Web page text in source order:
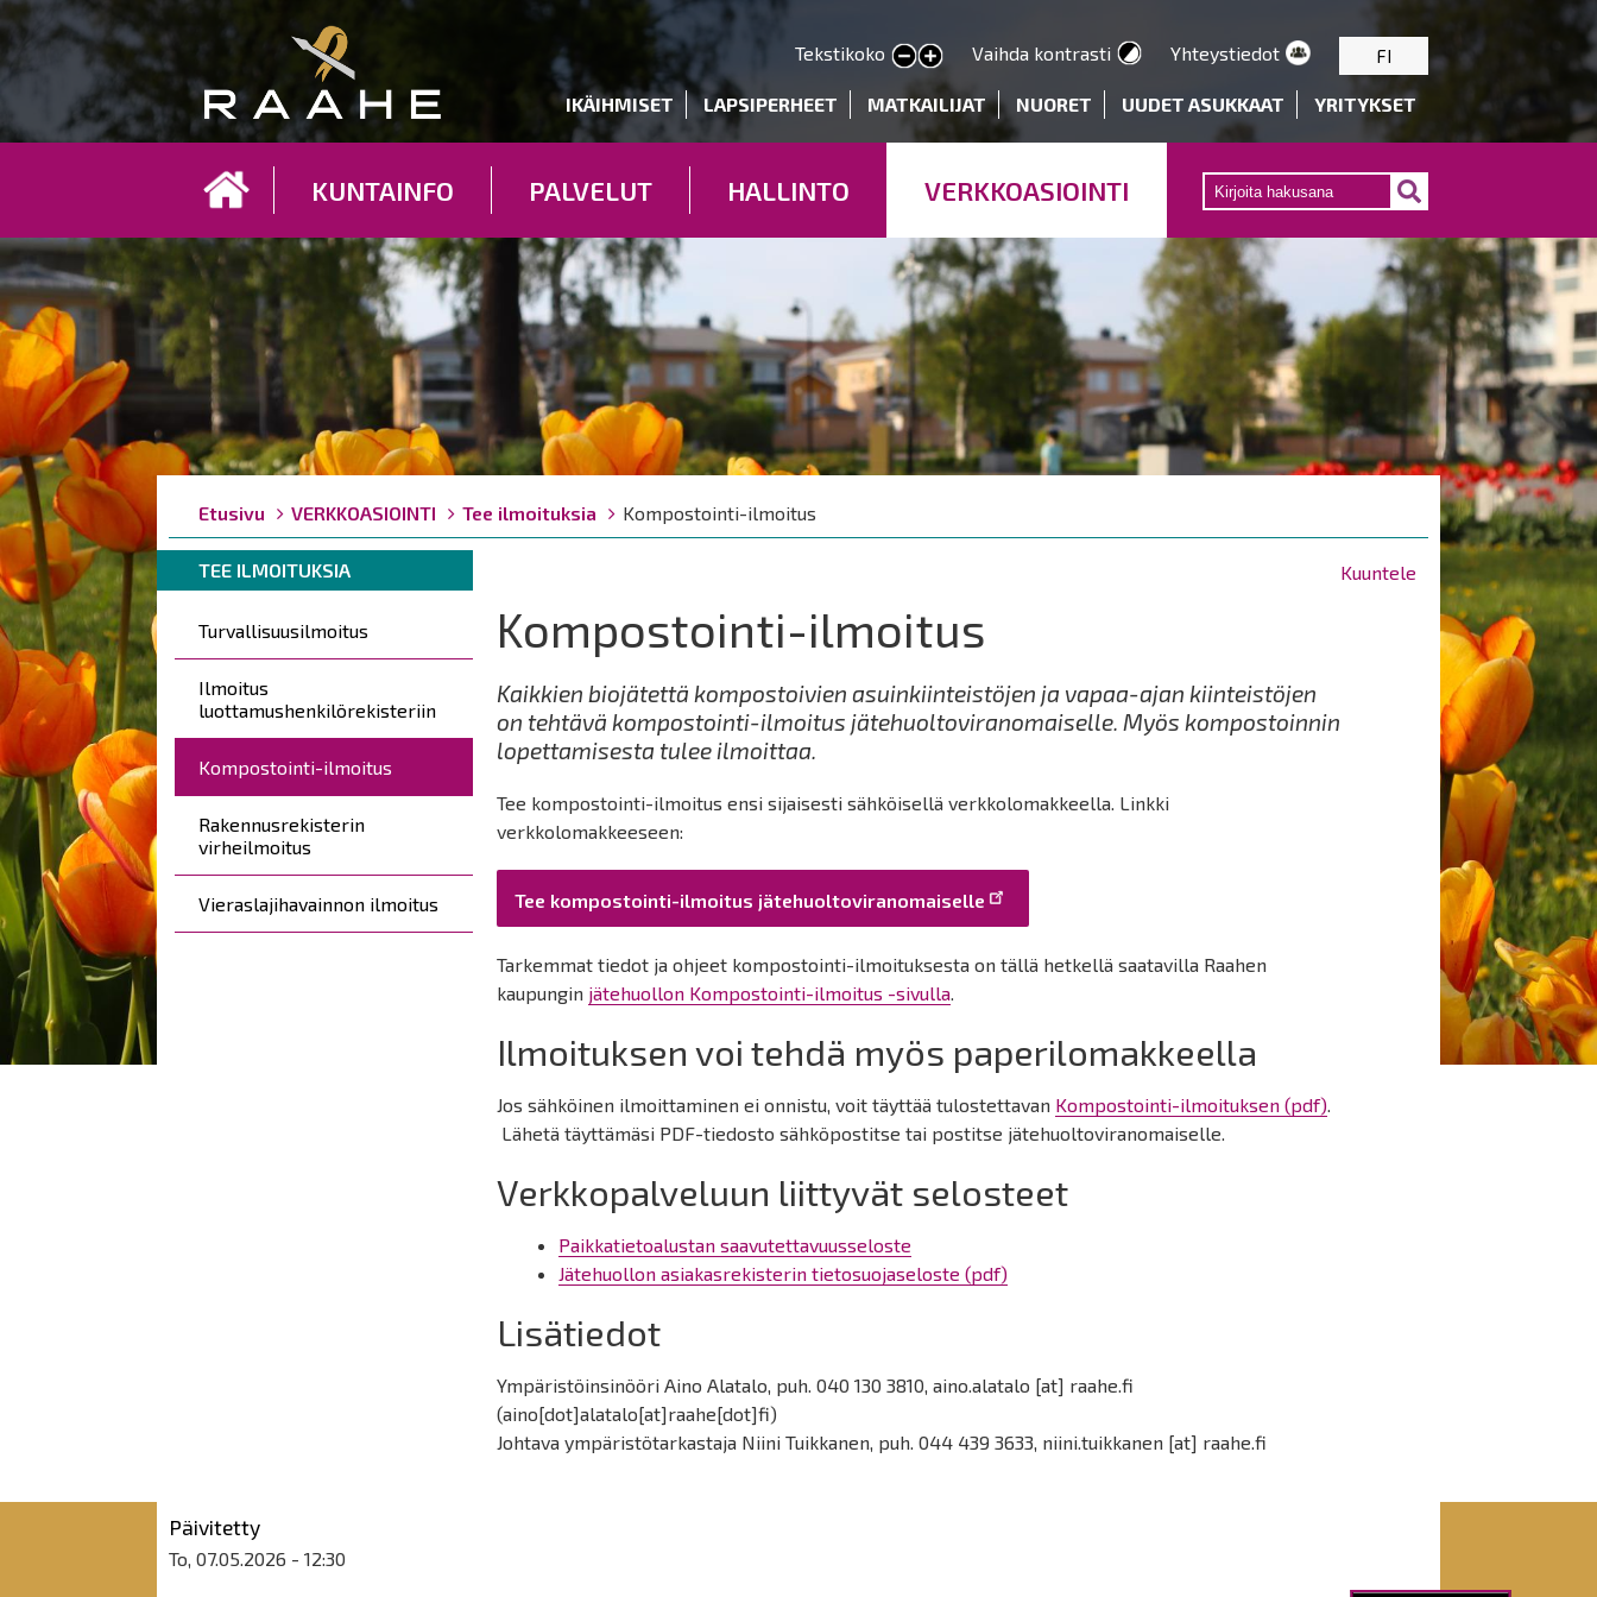
pääsisältöön
Tekstikoko
Pienennä tekstin kokoa
Suurenna tekstin kokoa Vaihda kontrasti Yhteystiedot FI
Kohderyhmät
IKÄIHMISET LAPSIPERHEET MATKAILIJAT NUORET UUDET ASUKKAAT YRITYKSET
KUNTAINFO PALVELUT HALLINTO VERKKOASIOINTI
Breadcrumbs
You
are
here:
Etusivu VERKKOASIOINTI Tee ilmoituksia Kompostointi-ilmoitus
Breadcrumbs
are
here:
TEE ILMOITUKSIA Kuuntele
Päävalikko
Turvallisuusilmoitus
Ilmoitus
luottamushenkilörekisteriin
Kompostointi-ilmoitus
Rakennusrekisterin
virheilmoitus
Vieraslajihavainnon ilmoitus
Kompostointi-ilmoitus
Kaikkien biojätettä kompostoivien asuinkiinteistöjen ja vapaa-ajan kiinteistöjen
on tehtävä kompostointi-ilmoitus jätehuoltoviranomaiselle. Myös kompostoinnin
lopettamisesta tulee ilmoittaa.
Tee kompostointi-ilmoitus ensi sijaisesti sähköisellä verkkolomakkeella. Linkki
verkkolomakkeeseen:
Tee kompostointi-ilmoitus jätehuoltoviranomaiselle
Tarkemmat tiedot ja ohjeet kompostointi-ilmoituksesta on tällä hetkellä saatavilla Raahen
kaupungin jätehuollon Kompostointi-ilmoitus -sivulla.
Ilmoituksen voi tehdä myös paperilomakkeella
Jos sähköinen ilmoittaminen ei onnistu, voit täyttää tulostettavan Kompostointi-ilmoituksen (pdf).
Lähetä täyttämäsi PDF-tiedosto sähköpostitse tai postitse jätehuoltoviranomaiselle.
Verkkopalveluun liittyvät selosteet
Paikkatietoalustan saavutettavuusseloste
Jätehuollon asiakasrekisterin tietosuojaseloste (pdf)
Lisätiedot
Ympäristöinsinööri Aino Alatalo, puh. 040 130 3810,aino.alatalo [at] raahe.fi
(aino[dot]alatalo[at]raahe[dot]fi)
Johtava ympäristötarkastaja Niini Tuikkanen, puh. 044 439 3633, niini.tuikkanen [at] raahe.fi
Päivitetty
To, 07.05.2026 - 12:30